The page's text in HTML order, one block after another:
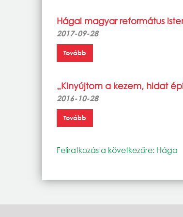
Hágai magyar református
2017-09-28
Tovább
„Kinyújtom a kezem, hidat
2016-10-28
Tovább
Feliratkozás a következőre: Hága